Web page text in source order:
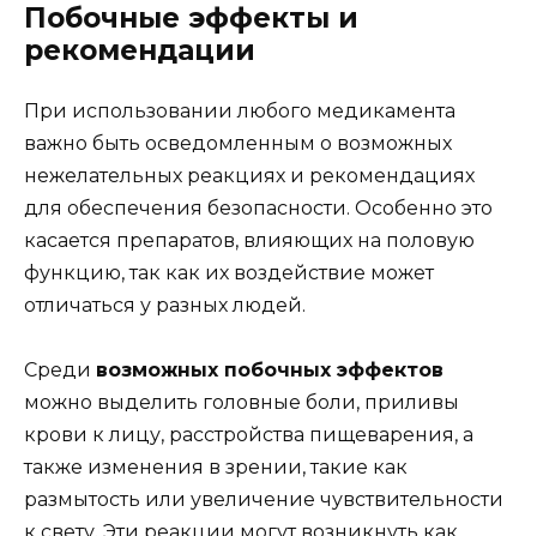
Побочные эффекты и
рекомендации
При использовании любого медикамента
важно быть осведомленным о возможных
нежелательных реакциях и рекомендациях
для обеспечения безопасности. Особенно это
касается препаратов, влияющих на половую
функцию, так как их воздействие может
отличаться у разных людей.
Среди возможных побочных эффектов
можно выделить головные боли, приливы
крови к лицу, расстройства пищеварения, а
также изменения в зрении, такие как
размытость или увеличение чувствительности